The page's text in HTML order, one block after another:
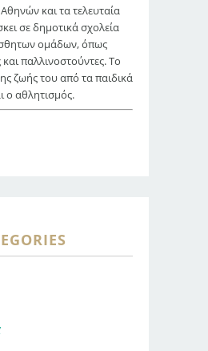
και τα τελευταία
σε δημοτικά σχολεία
ομάδων, όπως
παλλινοστούντες. Το
ζωής του από τα παιδικά
ο αθλητισμός.